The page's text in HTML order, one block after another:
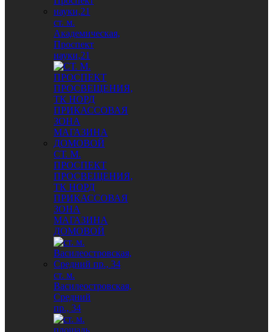
ст. м.
Академическая,
Проспект
науки,21
СТ. М.
ПРОСПЕКТ
ПРОСВЕЩЕНИЯ,
ТК НОРД
ПРИКАССОВАЯ
ЗОНА
МАГАЗИНА
ДОМОВОЙ
ст. м.
Василеостровская,
Средний
пр., 34